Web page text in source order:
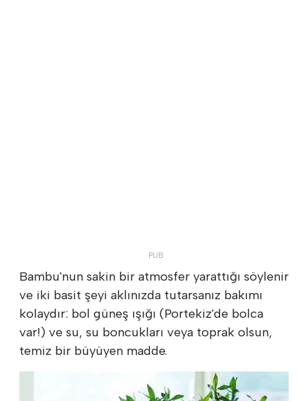
Bambu'nun sakin bir atmosfer yarattığı söylenir
ve iki basit şeyi aklınızda tutarsanız bakımı
kolaydır: bol güneş ışığı (Portekiz'de bolca
var!) ve su, su boncukları veya toprak olsun,
temiz bir büyüyen madde.